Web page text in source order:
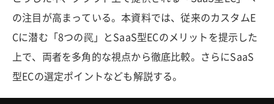
の注目が高まっている。本資料では、従来のカスタムE
Cに潜む「8つの罠」とSaaS型ECのメリットを提示した
上で、両者を多角的な視点から徹底比較。さらにSaaS
型ECの選定ポイントなども解説する。